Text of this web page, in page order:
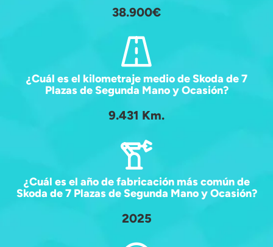
38.900€
¿Cuál es el kilometraje medio de Skoda de 7
Plazas de Segunda Mano y Ocasión?
9.431 Km.
¿Cuál es el año de fabricación más común de
Skoda de 7 Plazas de Segunda Mano y Ocasión?
2025